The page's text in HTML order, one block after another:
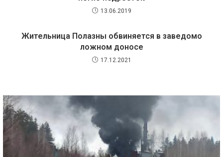
13.06.2019
Жительница Полазны обвиняется в заведомо
ложном доносе
17.12.2021